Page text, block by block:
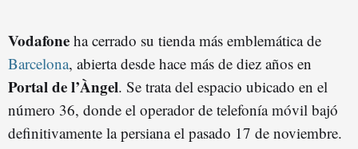
Vodafone ha cerrado su tienda más emblemática de
Barcelona, abierta desde hace más de diez años en
Portal de l’Àngel. Se trata del espacio ubicado en el
número 36, donde el operador de telefonía móvil bajó
definitivamente la persiana el pasado 17 de noviembre.